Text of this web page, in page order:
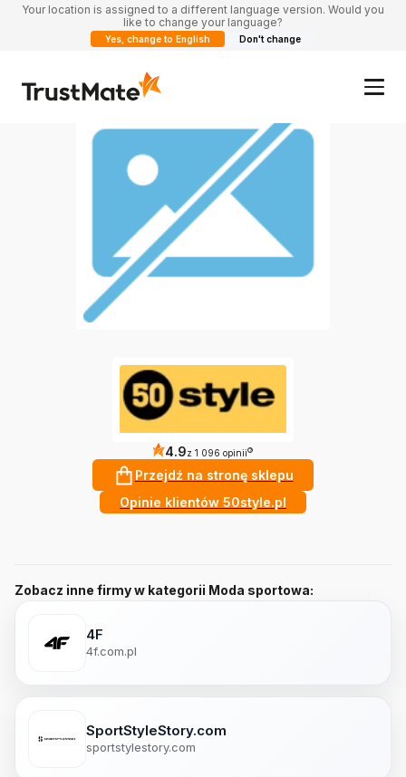
Your location is assigned to a different language version. Would you
like to change your language?
Yes, change to English Don't change
4.9z 1 096 opinii ?
Przejdź na stronę sklepu
Opinie klientów 50style.pl
Zobacz inne firmy w kategorii Moda sportowa:
4F
4f.com.pl
SportStyleStory.com
sportstylestory.com